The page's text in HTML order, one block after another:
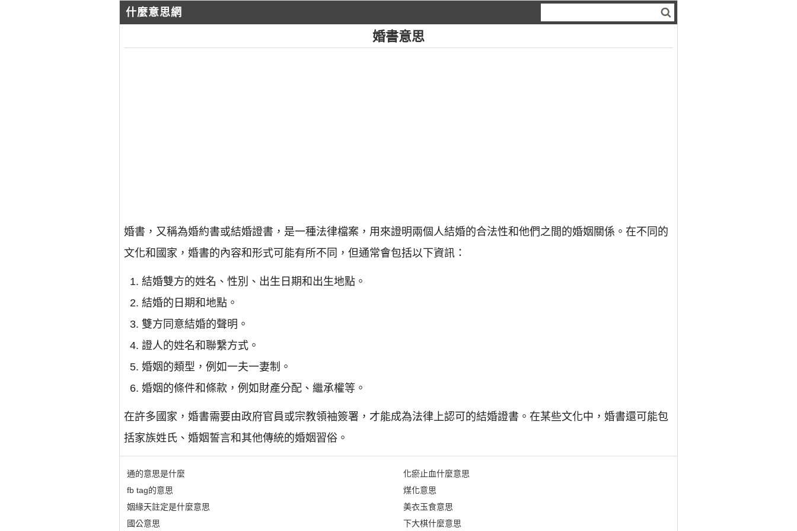
什麼意思網
婚書意思
婚書，又稱為婚約書或結婚證書，是一種法律檔案，用來證明兩個人結婚的合法性和他們之間的婚姻關係。在不同的
文化和國家，婚書的內容和形式可能有所不同，但通常會包括以下資訊：
結婚雙方的姓名、性別、出生日期和出生地點。
結婚的日期和地點。
雙方同意結婚的聲明。
證人的姓名和聯繫方式。
婚姻的類型，例如一夫一妻制。
婚姻的條件和條款，例如財產分配、繼承權等。
在許多國家，婚書需要由政府官員或宗教領袖簽署，才能成為法律上認可的結婚證書。在某些文化中，婚書還可能包
括家族姓氏、婚姻誓言和其他傳統的婚姻習俗。
通的意思是什麼
fb tag的意思
姻緣天註定是什麼意思
國公意思
化瘀止血什麼意思
煤化意思
美衣玉食意思
下大棋什麼意思